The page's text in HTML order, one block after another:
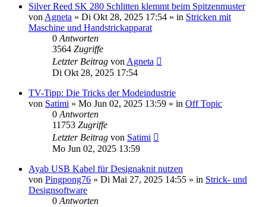
Silver Reed SK 280 Schlitten klemmt beim Spitzenmuster
von Agneta » Di Okt 28, 2025 17:54 » in Stricken mit
Maschine und Handstrickapparat
0 Antworten
3564 Zugriffe
Letzter Beitrag von Agneta
Di Okt 28, 2025 17:54
TV-Tipp: Die Tricks der Modeindustrie
von Satimi » Mo Jun 02, 2025 13:59 » in Off Topic
0 Antworten
11753 Zugriffe
Letzter Beitrag von Satimi
Mo Jun 02, 2025 13:59
Ayab USB Kabel für Designaknit nutzen
von Pingpong76 » Di Mai 27, 2025 14:55 » in Strick- und
Designsoftware
0 Antworten